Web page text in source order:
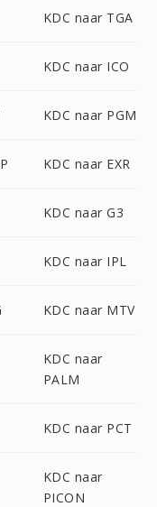
KDC naar TGA
KDC naar ICO
KDC naar PGM
KDC naar EXR
KDC naar G3
KDC naar IPL
KDC naar MTV
KDC naar
PALM
KDC naar PCT
KDC naar
PICON